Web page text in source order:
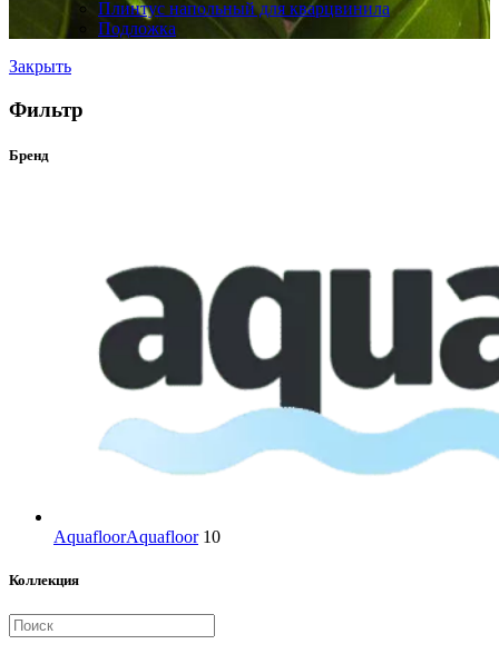
Плинтус напольный для кварцвинила
Подложка
Закрыть
Фильтр
Бренд
AquafloorAquafloor 10
Коллекция